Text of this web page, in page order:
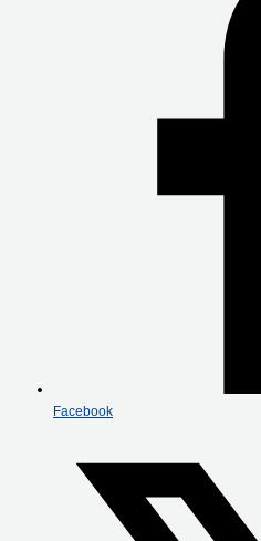
Facebook